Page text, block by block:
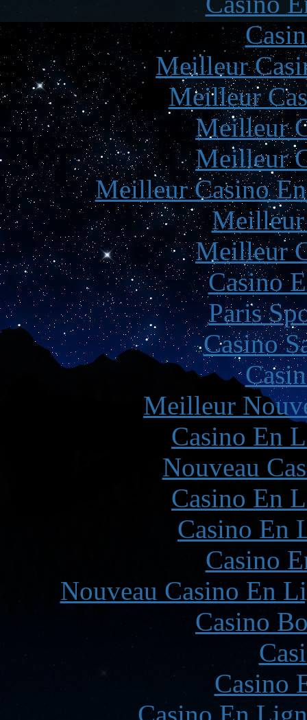
Meilleur
Meilleur
Meilleur
Meilleur
Meilleur Casino
Meilleur
Meilleur
Casino
Paris
Casino
Meilleur
Casino En
Nouveau
Casino En
Casino En
Casino
Nouveau Casino En
Casino
Casino
Casino En